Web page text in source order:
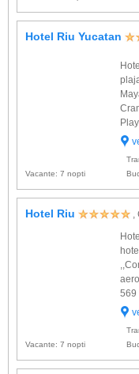
Hotel Riu Yucatan
Vacante: 7 nopti
Hotel Riu ,
Vacante: 7 nopti